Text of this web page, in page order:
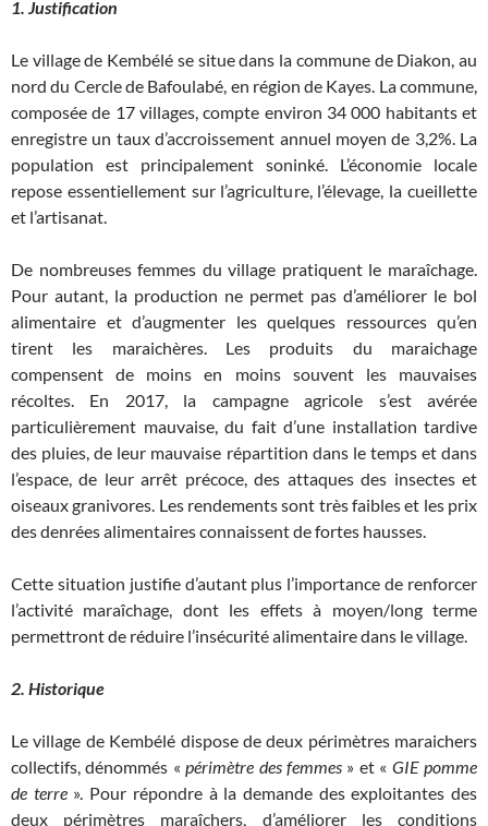
1. Justification
Le village de Kembélé se situe dans la commune de Diakon, au
nord du Cercle de Bafoulabé, en région de Kayes. La commune,
composée de 17 villages, compte environ 34 000 habitants et
enregistre un taux d’accroissement annuel moyen de 3,2%. La
population est principalement soninké. L’économie locale
repose essentiellement sur l’agriculture, l’élevage, la cueillette
et l’artisanat.
De nombreuses femmes du village pratiquent le maraîchage.
Pour autant, la production ne permet pas d’améliorer le bol
alimentaire et d’augmenter les quelques ressources qu’en
tirent les maraichères. Les produits du maraichage
compensent de moins en moins souvent les mauvaises
récoltes. En 2017, la campagne agricole s’est avérée
particulièrement mauvaise, du fait d’une installation tardive
des pluies, de leur mauvaise répartition dans le temps et dans
l’espace, de leur arrêt précoce, des attaques des insectes et
oiseaux granivores. Les rendements sont très faibles et les prix
des denrées alimentaires connaissent de fortes hausses.
Cette situation justifie d’autant plus l’importance de renforcer
l’activité maraîchage, dont les effets à moyen/long terme
permettront de réduire l’insécurité alimentaire dans le village.
2. Historique
Le village de Kembélé dispose de deux périmètres maraichers
collectifs, dénommés «périmètre des femmes » et « GIE pomme
de terre». Pour répondre à la demande des exploitantes des
deux périmètres maraîchers, d’améliorer les conditions